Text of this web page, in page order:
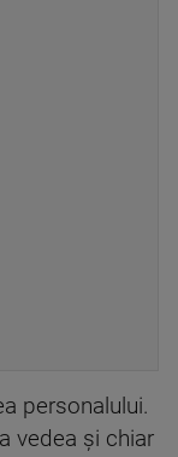
personalului.
vedea și chiar